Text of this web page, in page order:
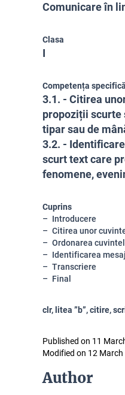
Comunicare în
Clasa
I
Competența specifică
3.1. - Citirea
propoziții scurte
tipar sau de
3.2. -
scurt text care
fenomene,
Cuprins
Introducere
Citirea unor
Ordonarea
Identificarea
Transcriere
Final
clr, litea ”b”, citire,
Published on 11
Modified on 12
Author